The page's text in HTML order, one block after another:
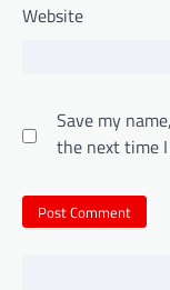
Website
Save my
the next time